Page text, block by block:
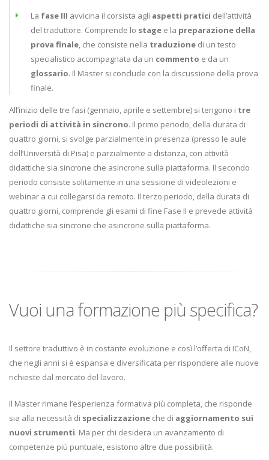
La fase III avvicina il corsista agli aspetti pratici dell’attività
del traduttore. Comprende lo stage e la preparazione della
prova finale, che consiste nella traduzione di un testo
specialistico accompagnata da un commento e da un
glossario. Il Master si conclude con la discussione della prova
finale.
All’inizio delle tre fasi (gennaio, aprile e settembre) si tengono i tre
periodi di attività in sincrono. Il primo periodo, della durata di
quattro giorni, si svolge parzialmente in presenza (presso le aule
dell’Università di Pisa) e parzialmente a distanza, con attività
didattiche sia sincrone che asincrone sulla piattaforma. Il secondo
periodo consiste solitamente in una sessione di videolezioni e
webinar a cui collegarsi da remoto. Il terzo periodo, della durata di
quattro giorni, comprende gli esami di fine Fase II e prevede attività
didattiche sia sincrone che asincrone sulla piattaforma.
Vuoi una formazione più specifica?
Il settore traduttivo è in costante evoluzione e così l’offerta di ICoN,
che negli anni si è espansa e diversificata per rispondere alle nuove
richieste dal mercato del lavoro.
Il Master rimane l’esperienza formativa più completa, che risponde
sia alla necessità di specializzazione che di aggiornamento sui
nuovi strumenti. Ma per chi desidera un avanzamento di
competenze più puntuale, esistono altre due possibilità.